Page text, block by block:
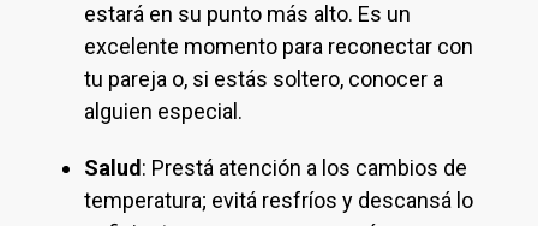
estará en su punto más alto. Es un
excelente momento para reconectar con
tu pareja o, si estás soltero, conocer a
alguien especial.
Salud : Prestá atención a los cambios de
temperatura; evitá resfríos y descansá lo